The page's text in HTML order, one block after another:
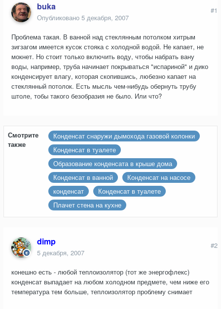
buka
Опубликовано 5 декабря, 2007
#1
Проблема такая. В ванной над стеклянным потолком хитрым
зигзагом имеется кусок стояка с холодной водой. Не капает, не
мокнет. Но стоит только включить воду, чтобы набрать вану
воды, например, труба начинает покрываться "испариной" и дико
конденсирует влагу, которая скопившись, любезно капает на
стеклянный потолок. Есть мысль чем-нибудь обернуть трубу
штоле, тобы такого безобразия не было. Или что?
Смотрите
также
Конденсат снаружи дымохода газовой колонки
Конденсат в туалете
Образование конденсата в крыше дома
Конденсат в ванной
Конденсат на насосе
конденсат
Конденсат в туалете
Плачет стена на кухне
dimp
5 декабря, 2007
#2
конешно есть - любой теплоизолятор (тот же энергофлекс)
конденсат выпадает на любом холодном предмете, чем ниже его
температура тем больше, теплоизолятор проблему снимает